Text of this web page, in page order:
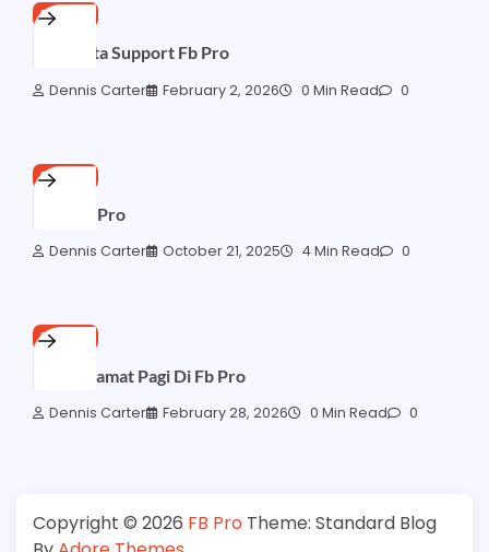
FB PRO
Kata Kata Support Fb Pro
Dennis Carter February 2, 2026 0 Min Read 0
FB PRO
Iklan Fb Pro
Dennis Carter October 21, 2025 4 Min Read 0
FB PRO
Kata Selamat Pagi Di Fb Pro
Dennis Carter February 28, 2026 0 Min Read 0
Copyright © 2026 FB Pro Theme: Standard Blog